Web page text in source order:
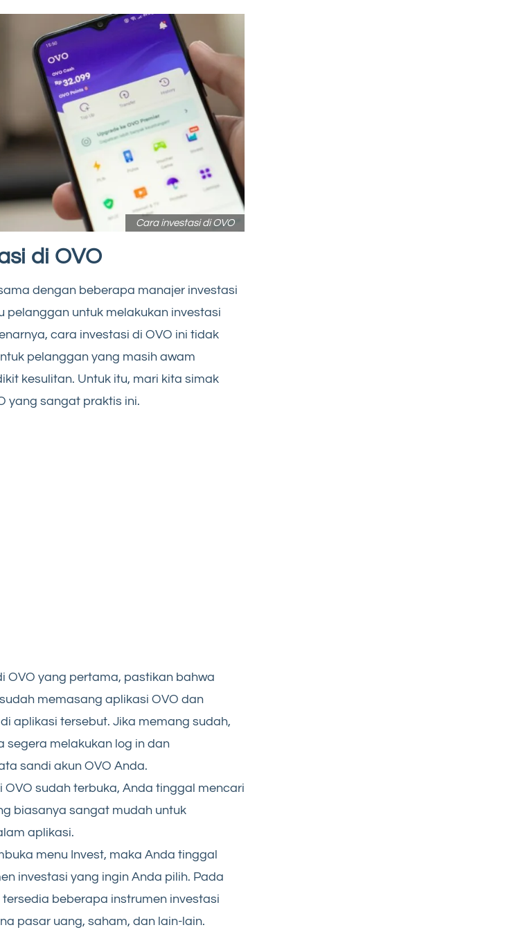
Cara investasi di OVO
di OVO
dengan beberapa manajer investasi
pelanggan untuk melakukan investasi
cara investasi di OVO ini tidak
pelanggan yang masih awam
kesulitan. Untuk itu, mari kita simak
yang sangat praktis ini.
OVO yang pertama, pastikan bahwa
memasang aplikasi OVO dan
aplikasi tersebut. Jika memang sudah,
segera melakukan log in dan
sandi akun OVO Anda.
sudah terbuka, Anda tinggal mencari
biasanya sangat mudah untuk
aplikasi.
menu Invest, maka Anda tinggal
investasi yang ingin Anda pilih. Pada
tersedia beberapa instrumen investasi
pasar uang, saham, dan lain-lain.